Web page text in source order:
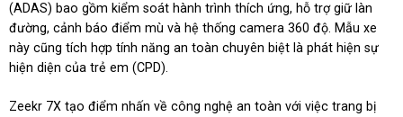
(ADAS) bao gồm kiểm soát hành trình thích ứng, hỗ trợ giữ làn
đường, cảnh báo điểm mù và hệ thống camera 360 độ. Mẫu xe
này cũng tích hợp tính năng an toàn chuyên biệt là phát hiện sự
hiện diện của trẻ em (CPD).
Zeekr 7X tạo điểm nhấn về công nghệ an toàn với việc trang bị